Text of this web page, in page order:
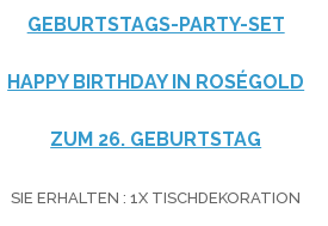
GEBURTSTAGS-PARTY-SET
HAPPY BIRTHDAY IN ROSÉGOLD
ZUM 26. GEBURTSTAG
SIE ERHALTEN : 1X TISCHDEKORATION